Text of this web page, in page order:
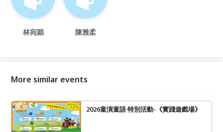
林宛穎 陳雅柔
More similar events
2026童演童語 特別活動-《實踐遊戲場》